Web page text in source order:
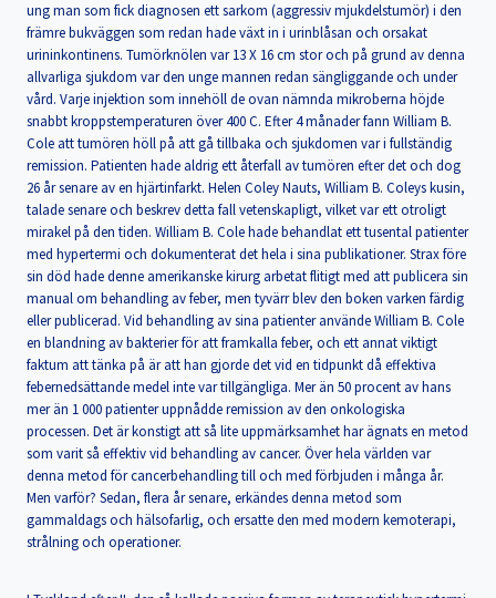
ung man som fick diagnosen ett sarkom (aggressiv mjukdelstumör) i den
främre bukväggen som redan hade växt in i urinblåsan och orsakat
urininkontinens. Tumörknölen var 13 X 16 cm stor och på grund av denna
allvarliga sjukdom var den unge mannen redan sängliggande och under
vård. Varje injektion som innehöll de ovan nämnda mikroberna höjde
snabbt kroppstemperaturen över 400 C. Efter 4 månader fann William B.
Cole att tumören höll på att gå tillbaka och sjukdomen var i fullständig
remission. Patienten hade aldrig ett återfall av tumören efter det och dog
26 år senare av en hjärtinfarkt. Helen Coley Nauts, William B. Coleys kusin,
talade senare och beskrev detta fall vetenskapligt, vilket var ett otroligt
mirakel på den tiden. William B. Cole hade behandlat ett tusental patienter
med hypertermi och dokumenterat det hela i sina publikationer. Strax före
sin död hade denne amerikanske kirurg arbetat flitigt med att publicera sin
manual om behandling av feber, men tyvärr blev den boken varken färdig
eller publicerad. Vid behandling av sina patienter använde William B. Cole
en blandning av bakterier för att framkalla feber, och ett annat viktigt
faktum att tänka på är att han gjorde det vid en tidpunkt då effektiva
febernedsättande medel inte var tillgängliga. Mer än 50 procent av hans
mer än 1 000 patienter uppnådde remission av den onkologiska
processen. Det är konstigt att så lite uppmärksamhet har ägnats en metod
som varit så effektiv vid behandling av cancer. Över hela världen var
denna metod för cancerbehandling till och med förbjuden i många år.
Men varför? Sedan, flera år senare, erkändes denna metod som
gammaldags och hälsofarlig, och ersatte den med modern kemoterapi,
strålning och operationer.